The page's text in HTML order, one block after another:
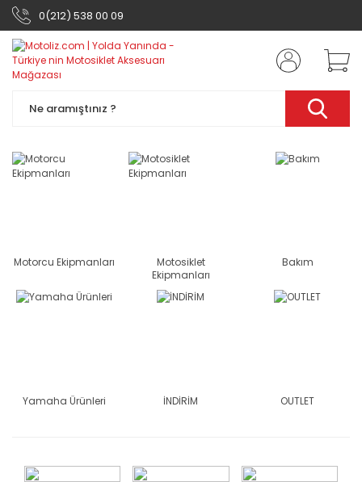
0(212) 538 00 09
Motorcu Ekipmanları
Motosiklet
Ekipmanları
Bakım
Yamaha Ürünleri İNDİRİM OUTLET